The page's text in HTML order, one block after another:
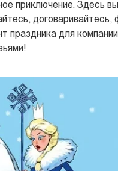
приключение. Здесь
договаривайтесь,
праздника для